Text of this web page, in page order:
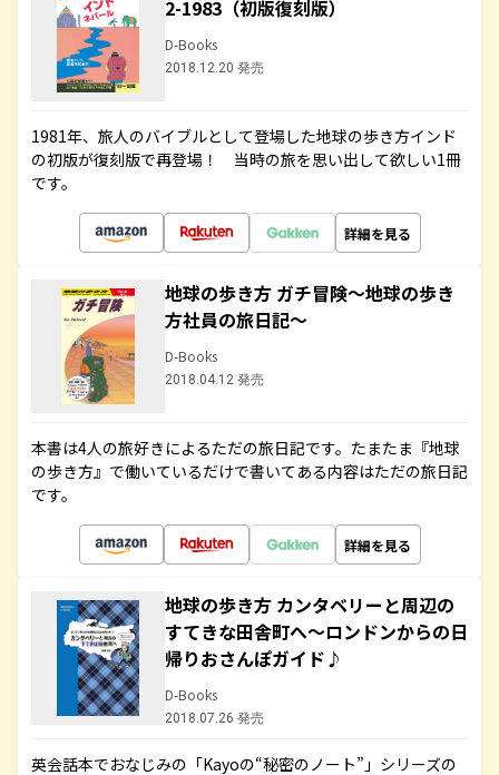
2-1983（初版復刻版）
D-Books
2018.12.20 発売
1981年、旅人のバイブルとして登場した地球の歩き方インド
の初版が復刻版で再登場！ 当時の旅を思い出して欲しい1冊
です。
詳細を見る
地球の歩き方 ガチ冒険～地球の歩き
方社員の旅日記～
D-Books
2018.04.12 発売
本書は4人の旅好きによるただの旅日記です。たまたま『地球
の歩き方』で働いているだけで書いてある内容はただの旅日記
です。
詳細を見る
地球の歩き方 カンタベリーと周辺の
すてきな田舎町へ～ロンドンからの日
帰りおさんぽガイド♪
D-Books
2018.07.26 発売
英会話本でおなじみの「Kayoの“秘密のノート”」シリーズの